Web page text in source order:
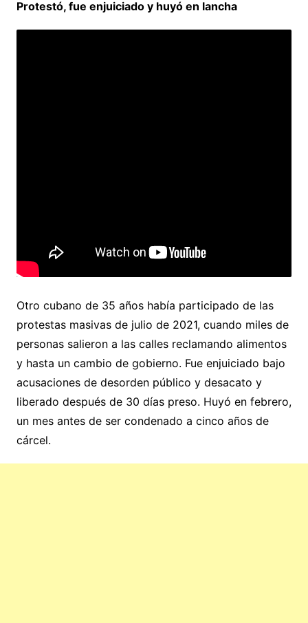
Protestó, fue enjuiciado y huyó en lancha
Otro cubano de 35 años había participado de las
protestas masivas de julio de 2021, cuando miles de
personas salieron a las calles reclamando alimentos
y hasta un cambio de gobierno. Fue enjuiciado bajo
acusaciones de desorden público y desacato y
liberado después de 30 días preso. Huyó en febrero,
un mes antes de ser condenado a cinco años de
cárcel.